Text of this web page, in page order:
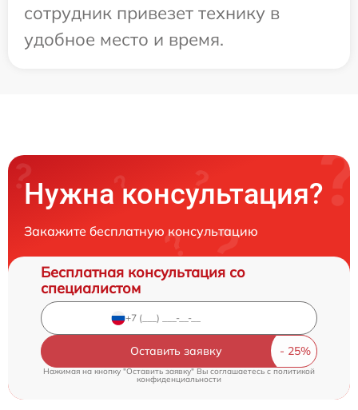
сотрудник привезет технику в
удобное место и время.
Нужна консультация?
Закажите бесплатную консультацию
Бесплатная консультация со
специалистом
Оставить заявку
Нажимая на кнопку "Оставить заявку" Вы соглашаетесь cполитикой
конфиденциальности